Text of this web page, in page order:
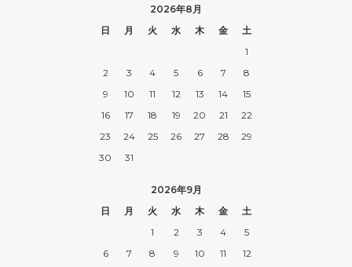
2026年8月
日
月 火 水 木 金
土
1
2
3 4 5 6 7
8
9
10 11 12 13 14
15
16
17 18 19 20 21
22
23
24 25 26 27 28
29
30
31
2026年9月
日
月 火 水 木 金
土
1
2 3 4
5
6
7 8 9 10 11
12